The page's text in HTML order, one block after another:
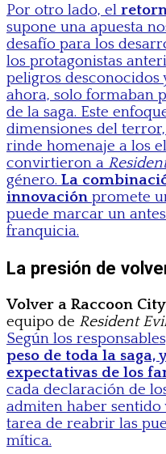
Por otro lado, el
supone una apuesta
desafío para los
los protagonistas
peligros desconocidos
ahora, solo formaban
de la saga. Este
dimensiones del
rinde homenaje a los
convirtieron a
género. La
innovación promete
puede marcar un
franquicia.
La presión de
Volver a Raccoon
equipo de Resident
Según los
peso de toda la saga,
expectativas de los
cada declaración de
admiten haber
tarea de reabrir las
mítica.